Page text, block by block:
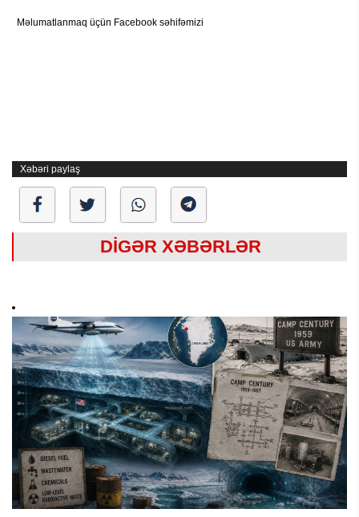
Məlumatlanmaq üçün Facebook səhifəmizi
Xəbəri paylaş
DİGƏR XƏBƏRLƏR